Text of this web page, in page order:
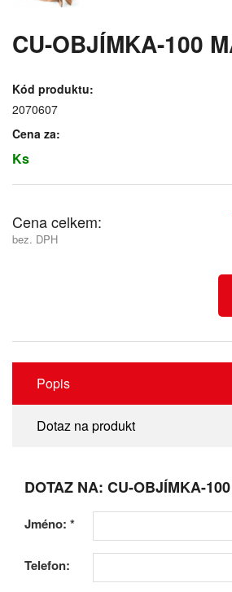
CU-OBJÍMKA-100
Kód produktu:
2070607
Cena za:
Ks
Cena celkem:
bez. DPH
Popis
Dotaz na produkt
DOTAZ NA: CU-OBJÍMKA-
Jméno: *
Telefon: